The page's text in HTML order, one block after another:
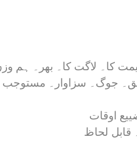
کا۔ لاگت کا۔ بھر۔ ہم
جوگ۔ سزاوار۔ مستوجب
اوقات
قابل لحاظ